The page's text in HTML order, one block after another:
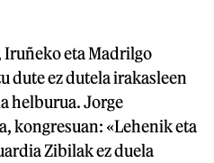
eta Madrilgo
dute ez dutela irakasleen
helburua. Jorge
kongresuan: «Lehenik eta
Zibilak ez duela